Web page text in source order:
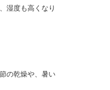
湿度も高くなり
の乾燥や、暑い